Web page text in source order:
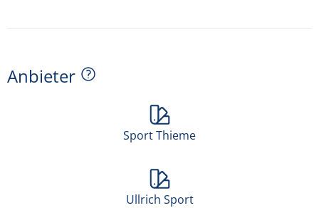
Anbieter
Sport Thieme
Ullrich Sport